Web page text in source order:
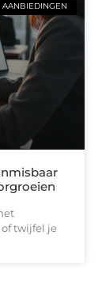
AANBIEDINGEN
twijfel je